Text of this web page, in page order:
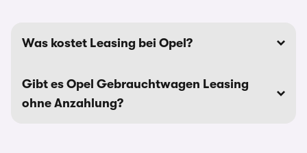
Was kostet Leasing bei Opel?
Gibt es Opel Gebrauchtwagen Leasing
ohne Anzahlung?